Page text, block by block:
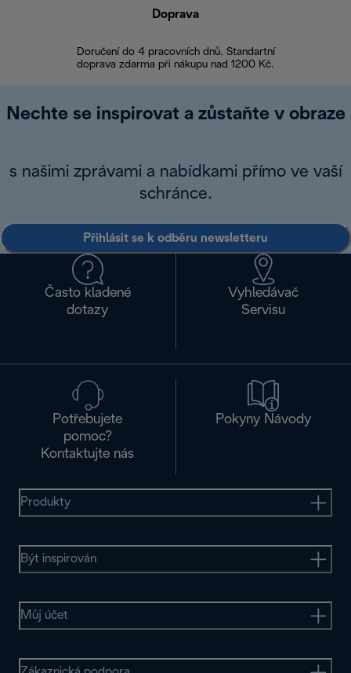
Doprava
Doručení do 4 pracovních dnů. Standartní
doprava zdarma při nákupu nad 1200 Kč.
Nechte se inspirovat a zůstaňte v obraze
s našimi zprávami a nabídkami přímo ve vaší
schránce.
Přihlásit se k odběru newsletteru
Často kladené
dotazy
Vyhledávač
Servisu
Potřebujete
pomoc?
Kontaktujte nás
Pokyny Návody
Produkty
Být inspirován
Můj účet